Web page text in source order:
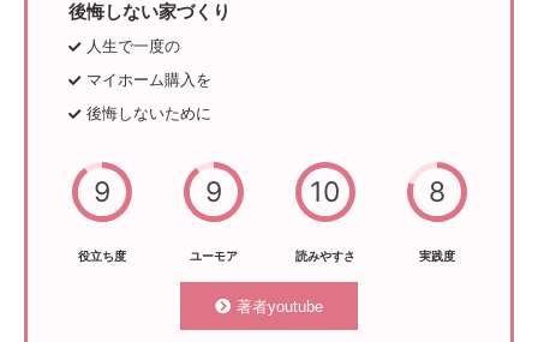
後悔しない家づくり
人生で一度の
マイホーム購入を
後悔しないために
9
役立ち度
9
ユーモア
10
読みやすさ
8
実践度
著者youtube